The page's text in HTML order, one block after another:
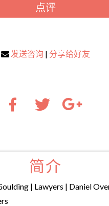
点评
发送咨询 | 分享给好友
简介
| Lawyers | Daniel